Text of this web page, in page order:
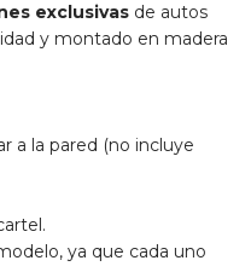
exclusivas de autos
y montado en madera
a la pared (no incluye
ya que cada uno